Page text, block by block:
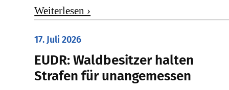
Weiterlesen ›
17. Juli 2026
EUDR: Waldbesitzer halten
Strafen für unangemessen